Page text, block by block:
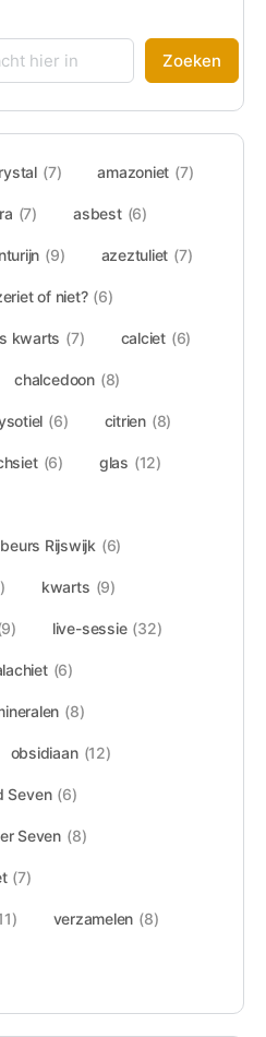
Zoeken
(7) amazoniet (7)
(7) asbest (6)
(9) azeztuliet (7)
of niet? (6)
kwarts (7) calciet (6)
chalcedoon (8)
(6) citrien (8)
(6) glas (12)
Rijswijk (6)
kwarts (9)
live-sessie (32)
(6)
(8)
obsidiaan (12)
Seven (6)
Seven (8)
(7)
verzamelen (8)